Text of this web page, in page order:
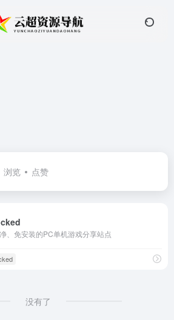
浏览 点赞
、免安装的PC单机游戏分享站点
没有了